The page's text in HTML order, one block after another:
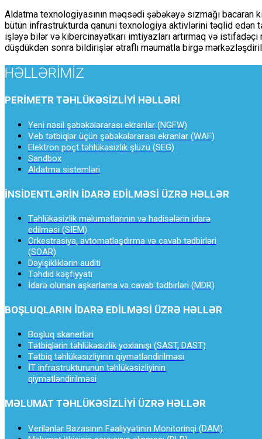
Aldatma texnologiyasının məqsədi şəbəkəyə sızmağı bacaran
bütün infrastrukturda qanuni texnologiya aktivlərini təqlid edən
işləyə bilər və kibercinayətkarı imtiyazları artırmaq və istifadəçi
düşdükdən sonra bildirişlər ətraflı məumatla birgə
HƏLLƏRİMİZ
PERİMETR TƏHLÜKƏSİZLİYİ HƏLLƏRİ
Yeni nəsil şəbəkələrarası ekranlar (NGFW)
Veb tətbiqlər üçün şəbəkələrarası ekranlar (WAF)
Elektron poçt təhlükəsizlik şlüzü (SEG)
Sandbox
Aldatma sistemləri
İNSİDENTLƏRİN İDARƏ EDİLMƏSİ ÜZRƏ HƏLLƏR
Təhlükəsizlik məlumatlarının və hadisələrin idarə
edilməsi (SIEM)
Orkestrasiya, avtomatlaşdırma və cavab tədbirləri
(SOAR)
Dəyişikliklərin auditi
Təhdid kəşfiyyatı
İdarə olunan aşkarlama və cavab tədbirləri (MDR)
BOŞLUQLARIN İDARƏ EDİLMƏSİ ÜZRƏ HƏLLƏR
Boşluq skanerləri
Tətbiqlərin təhlükəsizlik yoxlanışı (SAST, DAST)
Tətbiq təhlükəsizliyinin qiymətləndirilməsi
İT infrastrukturunun təhlükəsizliyinin
qiymətləndirilməsi
MƏLUMAT TƏHLÜKƏSİZLİYİ ÜZRƏ HƏLLƏR
Verilənlər Bazasının Fəaliyyətinin Monitorinqi (DAM)